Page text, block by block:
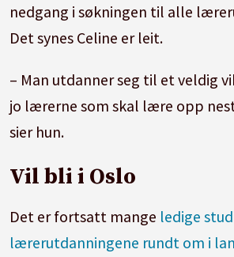
nedgang i søkningen til alle
Det synes Celine er leit.
– Man utdanner seg til et veldig
jo lærerne som skal lære opp
sier hun.
Vil bli i Oslo
Det er fortsatt mange ledige
lærerutdanningene rundt om i